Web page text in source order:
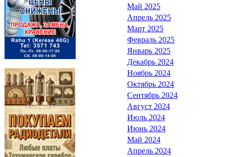
Май 2025
Апрель 2025
Март 2025
Февраль 2025
Январь 2025
Декабрь 2024
Ноябрь 2024
Октябрь 2024
Сентябрь 2024
Август 2024
Июль 2024
Июнь 2024
Май 2024
Апрель 2024